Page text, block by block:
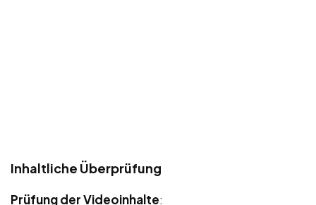
Inhaltliche Überprüfung
Prüfung der Videoinhalte: